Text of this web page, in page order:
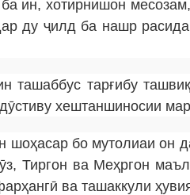
ин, хотирнишон
ду ҷилд ба нашр
ташаббус тарғибу
хештаншиносии
шоҳасар бо мутолиаи он
Тиргон ва Меҳргон
ва ташаккули